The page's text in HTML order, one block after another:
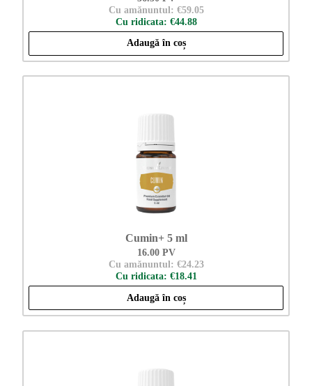
Cu amănuntul: €59.05
Cu ridicata: €44.88
Adaugă în coș
Cumin+ 5 ml
16.00 PV
Cu amănuntul: €24.23
Cu ridicata: €18.41
Adaugă în coș